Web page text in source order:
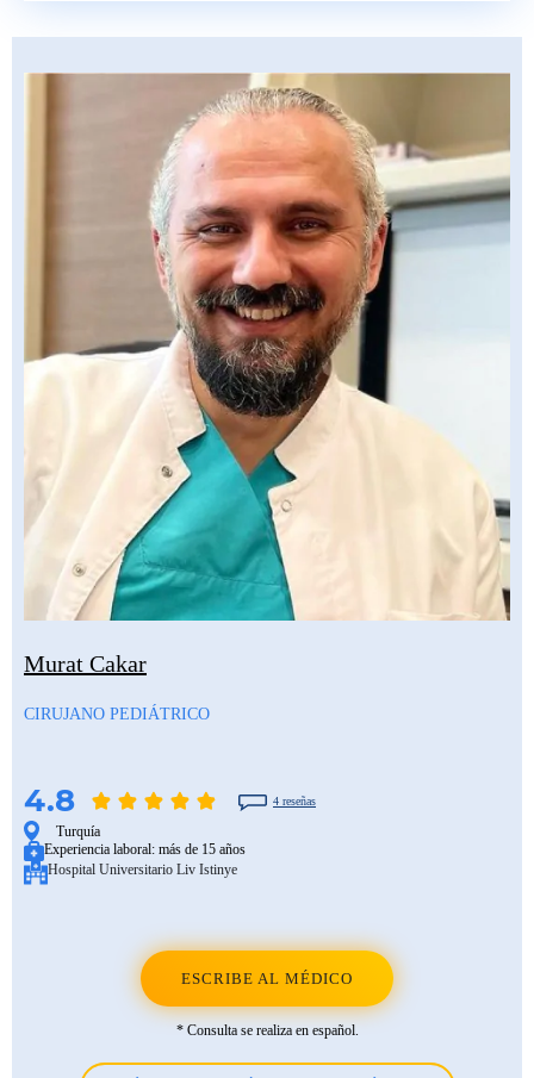
Murat Cakar
CIRUJANO PEDIÁTRICO
4.8 4 reseñas
Turquía
Experiencia laboral: más de 15 años
Hospital Universitario Liv Istinye
ESCRIBE AL MÉDICO
* Consulta se realiza en español.